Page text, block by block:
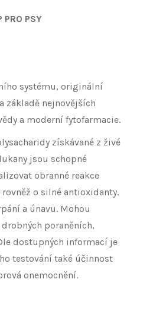
PRO PSY
systému, originální
základě nejnovějších
a moderní fytofarmacie.
získávané z živé
jsou schopné
obranné reakce
o silné antioxidanty.
a únavu. Mohou
poraněních,
dostupných informací je
testování také účinnost
onemocnění.